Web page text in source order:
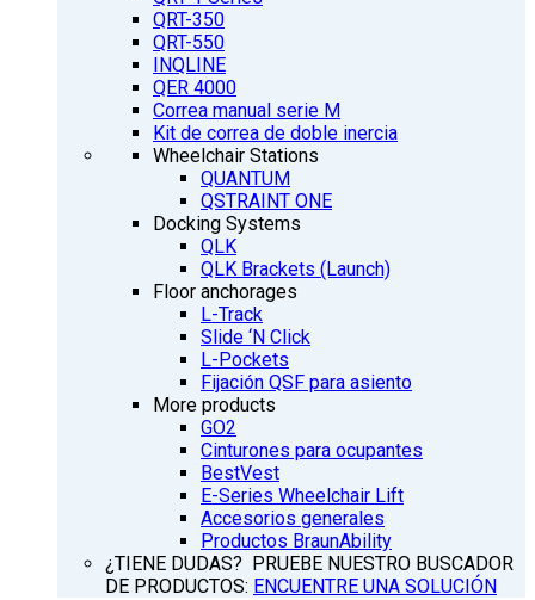
QRT-350
QRT-550
INQLINE
QER 4000
Correa manual serie M
Kit de correa de doble inercia
Wheelchair Stations
QUANTUM
QSTRAINT ONE
Docking Systems
QLK
QLK Brackets (Launch)
Floor anchorages
L-Track
Slide ‘N Click
L-Pockets
Fijación QSF para asiento
More products
GO2
Cinturones para ocupantes
BestVest
E-Series Wheelchair Lift
Accesorios generales
Productos BraunAbility
¿TIENE DUDAS? PRUEBE NUESTRO BUSCADOR
DE PRODUCTOS: ENCUENTRE UNA SOLUCIÓN